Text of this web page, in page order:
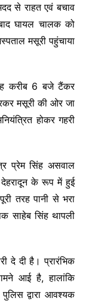
से राहत एवं बचाव
घायल चालक को
मसूरी पहुंचाया
करीब 6 बजे टैंकर
मसूरी की ओर जा
होकर गहरी
प्रेम सिंह असवाल
देहरादून के रूप में हुई
तरह पानी से भरा
साहेब सिंह थापली
दे दी है। प्रारंभिक
आई है, हालांकि
द्वारा आवश्यक